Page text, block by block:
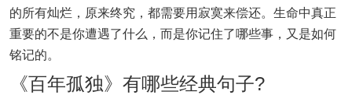
的所有灿烂，原来终究，都需要用寂寞来偿还。生命中真正
重要的不是你遭遇了什么，而是你记住了哪些事，又是如何
铭记的。
《百年孤独》有哪些经典句子?